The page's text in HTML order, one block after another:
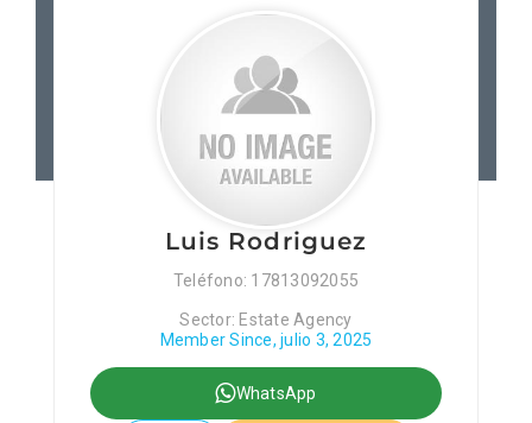
Junta Local Desarrollo
Adiestramientos
Eventos
Sobre Nosotros
Contacto
Luis Rodriguez
Teléfono: 17813092055
Sector: Estate Agency
Member Since, julio 3, 2025
WhatsApp